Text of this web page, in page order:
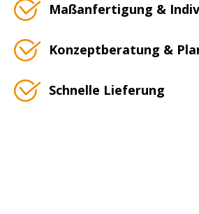
Maßanfertigung &
Konzeptberatung &
Schnelle Lieferung